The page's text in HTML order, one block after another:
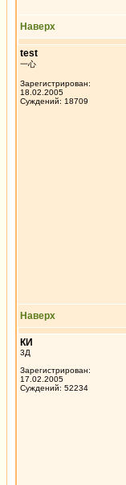
Наверх
test
一心
Зарегистрирован:
18.02.2005
Суждений: 18709
Наверх
КИ
3Д
Зарегистрирован:
17.02.2005
Суждений: 52234